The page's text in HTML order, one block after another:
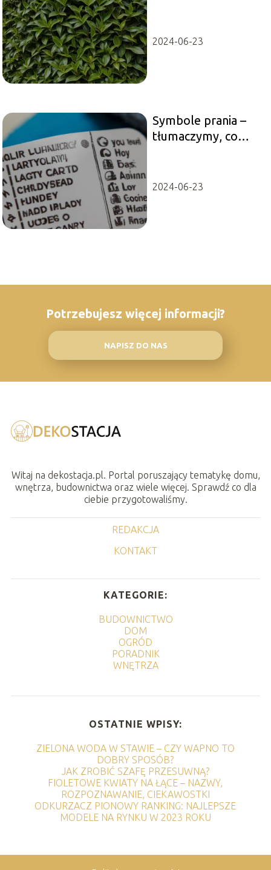
2024-06-23
Symbole prania –
tłumaczymy, co
2024-06-23
Potrzebujesz więcej informacji?
NAPISZ DO NAS
Witaj na dekostacja.pl. Portal poruszający tematykę domu,
wnętrza, budownictwa oraz wiele więcej. Sprawdź co dla
ciebie przygotowaliśmy.
REDAKCJA
KONTAKT
KATEGORIE:
BUDOWNICTWO
DOM
OGRÓD
PORADNIK
WNĘTRZA
OSTATNIE WPISY:
ZIELONA WODA W STAWIE – CZY WAPNO TO
DOBRY SPOSÓB?
JAK ZROBIĆ SZAFĘ PRZESUWNĄ?
FIOLETOWE KWIATY NA ŁĄCE – NAZWY,
ROZPOZNAWANIE, CIEKAWOSTKI
ODKURZACZ PIONOWY RANKING: NAJLEPSZE
MODELE NA RYNKU W 2023 ROKU